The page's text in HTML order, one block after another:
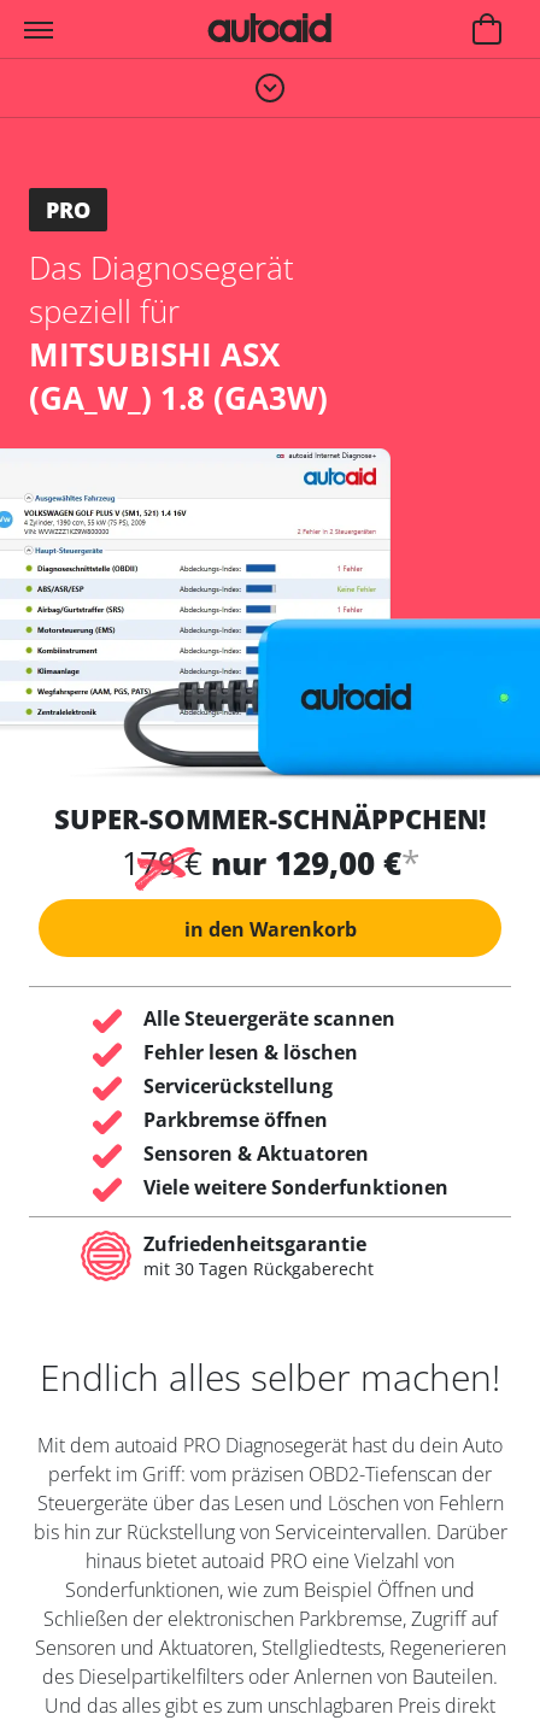
PRO
Das Diagnosegerät
speziell für
MITSUBISHI ASX
(GA_W_) 1.8 (GA3W)
SUPER-SOMMER-SCHNÄPPCHEN!
179 € nur 129,00 €*
in den Warenkorb
Alle Steuergeräte scannen
Fehler lesen & löschen
Servicerückstellung
Parkbremse öffnen
Sensoren & Aktuatoren
Viele weitere Sonderfunktionen
Zufriedenheitsgarantie
mit 30 Tagen Rückgaberecht
Endlich alles selber machen!
Mit dem autoaid PRO Diagnosegerät hast du dein Auto
perfekt im Griff: vom präzisen OBD2-Tiefenscan der
Steuergeräte über das Lesen und Löschen von Fehlern
bis hin zur Rückstellung von Serviceintervallen. Darüber
hinaus bietet autoaid PRO eine Vielzahl von
Sonderfunktionen, wie zum Beispiel Öffnen und
Schließen der elektronischen Parkbremse, Zugriff auf
Sensoren und Aktuatoren, Stellgliedtests, Regenerieren
des Dieselpartikelfilters oder Anlernen von Bauteilen.
Und das alles gibt es zum unschlagbaren Preis direkt